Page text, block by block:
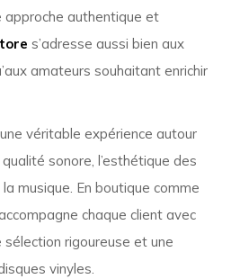
approche authentique et
s’adresse aussi bien aux
amateurs souhaitant enrichir
véritable expérience autour
sonore, l’esthétique des
musique. En boutique comme
chaque client avec
rigoureuse et une
vinyles.